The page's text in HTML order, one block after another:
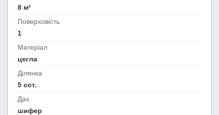
8 м²
Поверховість
1
Матеріал
цегла
Ділянка
5 сот.
Дах
шифер